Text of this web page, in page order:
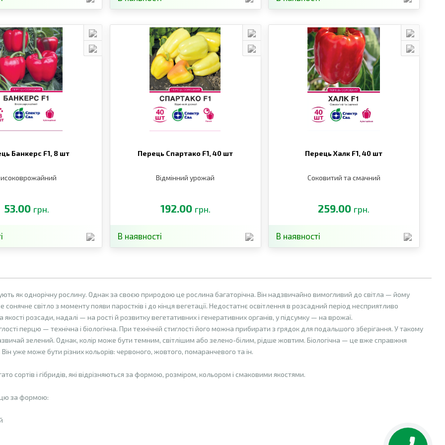
Банкерс F1, 8 шт
53.00 грн.
Перець Спартако F1, 40 шт
Відмінний урожай
192.00 грн.
В наявності
Перець Халк F1,40 шт
Соковитий та смачний
259.00 грн.
В наявності
як однорічну рослину. Однак за своєю природою це рослина багаторічна. Він надзвичайно вимогливий до світла — йому
сонячне світло з моменту появи паростків і до кінця вегетації. Недостатнє освітлення в розсадний період несприятливо
якості розсади, надалі — на рості й розвитку вегетативних і генеративних органів, у підсумку — на врожаї.
перцю — технічна і біологічна. При технічній стиглості його можна прибирати з грядок для подальшого зберігання. У такому
зелений. Однак, колір може бути темним, світлішим або зелено-білим, рідше жовтим. Біологічна — це вже справжня
Він уже може бути різних кольорів: червоного, жовтого, помаранчевого та ін.
сортів і гібридів, які відрізняються за формою, розміром, кольором і смаковими якостями.
за формою: